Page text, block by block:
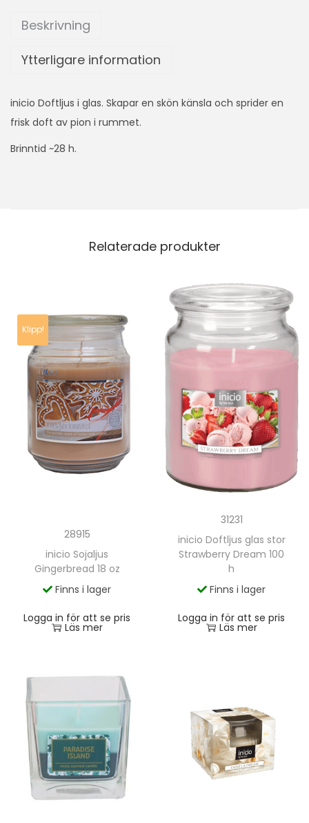
Beskrivning
Ytterligare information
inicio Doftljus i glas. Skapar en skön känsla och sprider en
frisk doft av pion i rummet.
Brinntid ~28 h.
Relaterade produkter
Klipp!
28915
inicio Sojaljus
Gingerbread 18 oz
Finns i lager
Logga in för att se pris
Läs mer
31231
inicio Doftljus glas stor
Strawberry Dream 100
h
Finns i lager
Logga in för att se pris
Läs mer